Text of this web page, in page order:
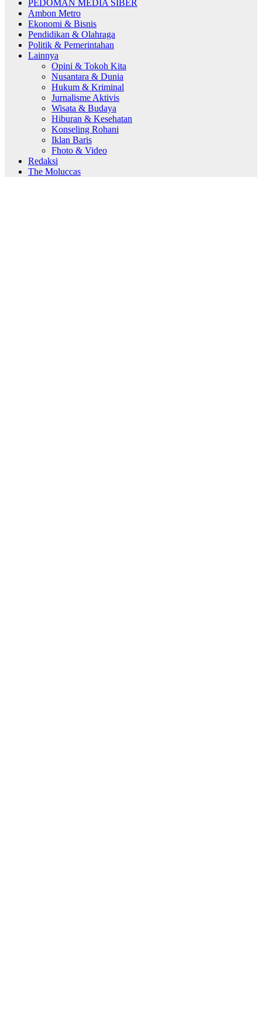
PEDOMAN MEDIA SIBER
Ambon Metro
Ekonomi & Bisnis
Pendidikan & Olahraga
Politik & Pemerintahan
Lainnya
Opini & Tokoh Kita
Nusantara & Dunia
Hukum & Kriminal
Jurnalisme Aktivis
Wisata & Budaya
Hiburan & Kesehatan
Konseling Rohani
Iklan Baris
Fhoto & Video
Redaksi
The Moluccas